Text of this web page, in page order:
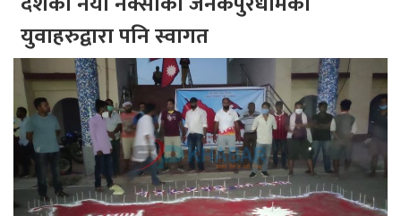
युवाहरुद्वारा पनि स्वागत